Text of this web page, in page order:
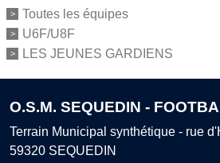
Toutes les équipes
U6F/U8F
LES JEUNES GARDIENS
O.S.M. SEQUEDIN -
Terrain Municipal synthétique - rue
59320 SEQUEDIN